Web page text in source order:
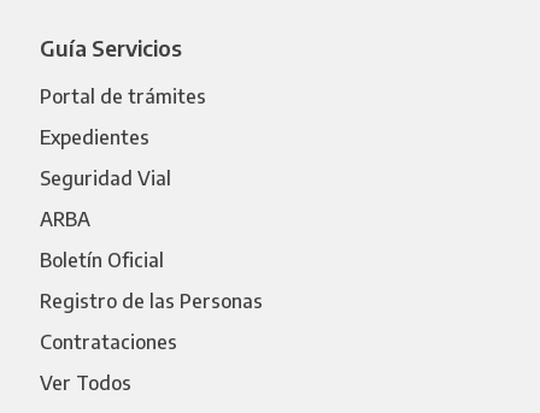
Guía Servicios
Portal de trámites
Expedientes
Seguridad Vial
ARBA
Boletín Oficial
Registro de las Personas
Contrataciones
Ver Todos